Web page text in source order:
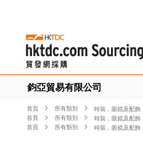
鈞亞貿易有限公司
首頁 所有類別
時裝，眼鏡及配飾
首頁
所有類別 時裝，眼鏡及配飾
首頁
所有類別 時裝，眼鏡及配飾